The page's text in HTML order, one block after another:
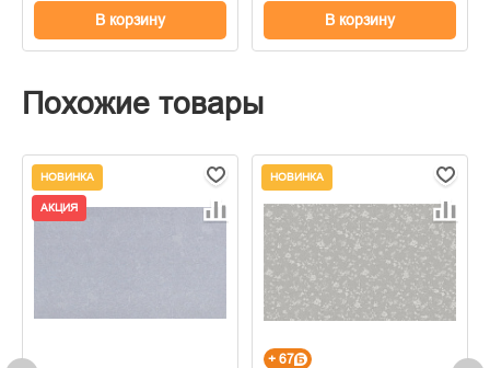
В корзину В корзину
Похожие товары
НОВИНКА
АКЦИЯ
НОВИНКА
+ 67